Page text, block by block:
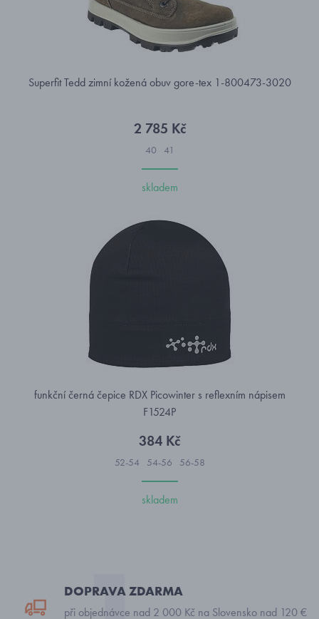
Superfit Tedd zimní kožená obuv gore-tex 1-800473-3020
2 785 Kč
40 41
skladem
funkční černá čepice RDX Picowinter s reflexním nápisem
F1524P
384 Kč
52-54 54-56 56-58
skladem
DOPRAVA ZDARMA
při objednávce nad 2 000 Kč na Slovensko nad 120 €